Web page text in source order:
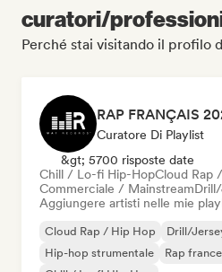
curatori/
Perché stai visitando il profilo
Curatore Di Playlist
&gt; 5700 risposte date
Chill / Lo-fi Hip-HopCloud Rap
Commerciale / Mainstream
Aggiungere artisti nelle mie
Cloud Rap / Hip Hop Drill/
Hip-hop strumentale
Rap